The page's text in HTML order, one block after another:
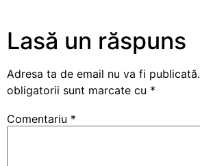
Lasă un răspuns
Adresa ta de email nu va fi publicată.
obligatorii sunt marcate cu *
Comentariu *